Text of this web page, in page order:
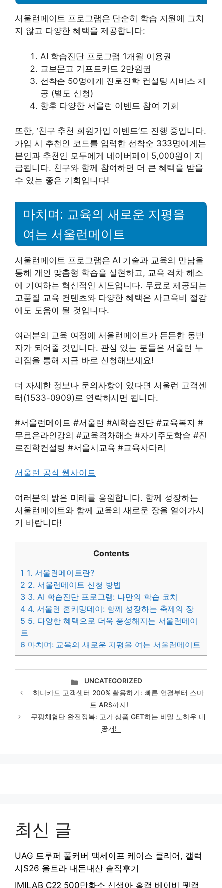
서울런메이트 프로그램은 단순히 학습 지원에 그치
지 않고 다양한 혜택을 제공합니다:
AI 학습진단 프로그램 1개월 이용권
교보문고 기프트카드 2만원권
선착순 50명에게 진로진학 컨설팅 서비스 제
공 (별도 신청)
향후 다양한 서울런 이벤트 참여 기회
또한, ‘친구 추천 회원가입 이벤트’도 진행 중입니다.
가입 시 추천인 코드를 입력한 선착순 333명에게는
본인과 추천인 모두에게 네이버페이 5,000원이 지
급됩니다. 친구와 함께 참여하면 더 큰 혜택을 받을
수 있는 좋은 기회입니다!
마치며: 교육의 새로운 지평을
여는 서울런메이트
서울런메이트 프로그램은 AI 기술과 교육의 만남을
통해 개인 맞춤형 학습을 실현하고, 교육 격차 해소
에 기여하는 혁신적인 시도입니다. 무료로 제공되는
고품질 교육 컨텐츠와 다양한 혜택은 사교육비 절감
에도 도움이 될 것입니다.
여러분의 교육 여정에 서울런메이트가 든든한 동반
자가 되어줄 것입니다. 관심 있는 분들은 서울런 누
리집을 통해 지금 바로 신청해보세요!
더 자세한 정보나 문의사항이 있다면 서울런 고객센
터(1533-0909)로 연락하시면 됩니다.
#서울런메이트 #서울런 #AI학습진단 #교육복지 #
무료온라인강의 #교육격차해소 #자기주도학습 #진
로진학컨설팅 #서울시교육 #교육사다리
서울런 공식 웹사이트
여러분의 밝은 미래를 응원합니다. 함께 성장하는
서울런메이트와 함께 교육의 새로운 장을 열어가시
기 바랍니다!
Contents
1 1. 서울런메이트란?
2 2. 서울런메이트 신청 방법
3 3. AI 학습진단 프로그램: 나만의 학습 코치
4 4. 서울런 홈커밍데이: 함께 성장하는 축제의 장
5 5. 다양한 혜택으로 더욱 풍성해지는 서울런메이
트
6 마치며: 교육의 새로운 지평을 여는 서울런메이트
카
테
고
UNCATEGORIZED
하나카드 고객센터 200% 활용하기: 빠른 연결부터 스마
트 ARS까지!
쿠팡체험단 완전정복: 고가 상품 GET하는 비밀 노하우 대
공개!
최신 글
UAG 트루퍼 풀커버 맥세이프 케이스 클리어, 갤럭
시S26 울트라 내돈내산 솔직후기
IMILAB C22 500만화소 신생아 홈캠 베이비 펫캠